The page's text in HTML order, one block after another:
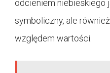
odcieniem niebieskiego
symboliczny, ale
względem wartości.